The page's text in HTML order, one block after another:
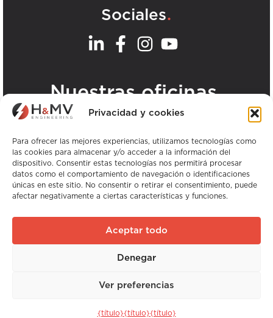
Privacidad y cookies
Para ofrecer las mejores experiencias, utilizamos tecnologías como
las cookies para almacenar y/o acceder a la información del
dispositivo. Consentir estas tecnologías nos permitirá procesar
datos como el comportamiento de navegación o identificaciones
únicas en este sitio. No consentir o retirar el consentimiento, puede
afectar negativamente a ciertas características y funciones.
Aceptar todo
Denegar
Ver preferencias
{título}{título}{título}
Sociales.
Nuestras oficinas.
Ver todas las oficinas de H&MV
Copyright © H&MV Ingeniería. Todos los
derechos reservados.
Sitio web de Avalanche